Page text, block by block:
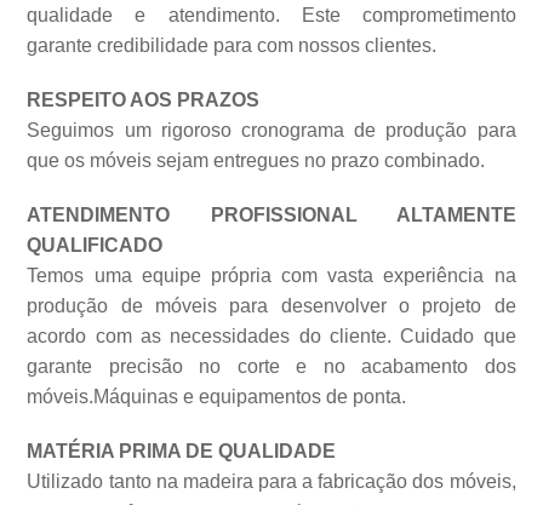
qualidade e atendimento. Este comprometimento
garante credibilidade para com nossos clientes.
RESPEITO AOS PRAZOS
Seguimos um rigoroso cronograma de produção para
que os móveis sejam entregues no prazo combinado.
ATENDIMENTO PROFISSIONAL ALTAMENTE
QUALIFICADO
Temos uma equipe própria com vasta experiência na
produção de móveis para desenvolver o projeto de
acordo com as necessidades do cliente. Cuidado que
garante precisão no corte e no acabamento dos
móveis.Máquinas e equipamentos de ponta.
MATÉRIA PRIMA DE QUALIDADE
Utilizado tanto na madeira para a fabricação dos móveis,